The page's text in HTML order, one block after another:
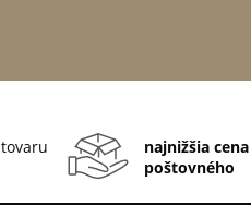
tovaru
najnižšia cena
poštovného